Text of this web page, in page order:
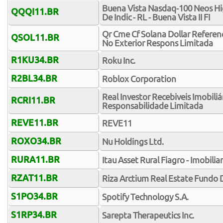
QQQI11.BR
Buena Vista Nasdaq-100 Neos
De Indic - RL - Buena Vista II FI
QSOL11.BR
Qr Cme Cf Solana Dollar
No Exterior Respons Limitada
R1KU34.BR
Roku Inc.
R2BL34.BR
Roblox Corporation
RCRI11.BR
Real Investor Recebiveis
Responsabilidade Limitada
REVE11.BR
REVE11
ROXO34.BR
Nu Holdings Ltd.
RURA11.BR
Itau Asset Rural Fiagro -
RZAT11.BR
Riza Arctium Real Estate
S1PO34.BR
Spotify Technology S.A.
S1RP34.BR
Sarepta Therapeutics Inc.